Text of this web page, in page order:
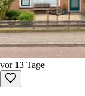
vor 13 Tage